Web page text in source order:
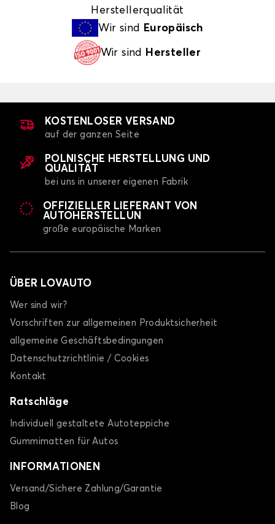
Herstellerqualität
Wir sind
Europäisch
Wir sind Hersteller
KOSTENLOSER VERSAND
auf der ganzen Seite
POLNISCHE HERSTELLUNG UND
QUALITÄT
bei uns in unserer eigenen Fabrik
OFFIZIELLER LIEFERANT VON
AUTOHERSTELLUN
große europäische Marken
ÜBER LOVAUTO
Wer sind wir?
Vorschriften zur allgemeinen Produktsicherheit
allgemeine Geschäftsbedingungen
Datenschutzrichtlinie / Cookies
Kontakt
Ratschläge
Individuell gestaltete Autoteppiche
Gummimatten für Autos
INFORMATIONEN
Versand/Sichere Zahlung/Garantie
Blog